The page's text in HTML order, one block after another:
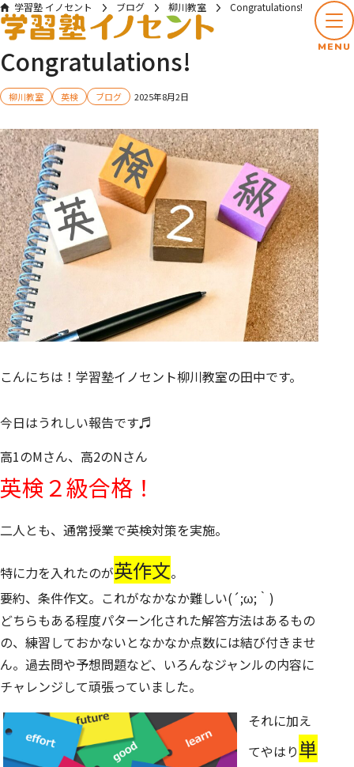
MENU
学習塾 イノセント ブログ 柳川教室 Congratulations!
Congratulations!
柳川教室 英検 ブログ 2025年8月2日
こんにちは！ 学習塾イノセント柳川教室の田中です。
今日はうれしい報告です♬
高1のMさん、高2のNさん
英検２級合格！
二人とも、 通常授業で英検対策を実施。
特に力を入れたのが英作文。
要約、条件作文。これがなかなか難しい(´;ω;｀)
どちらもある程度パターン化された解答方法はあるもの
の、練習しておかないとなかなか点数には結び付きませ
ん。 過去問や予想問題など、いろんなジャンルの内容に
チャレンジして頑張っていました。
それに加え
てやはり単